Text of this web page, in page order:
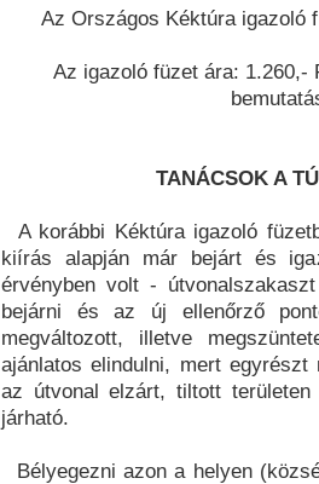
Az Országos Kéktúra igazoló
Az igazoló füzet ára: 1.260,-
TANÁCSOK A
A korábbi Kéktúra igazoló
kiírás alapján már bejárt és
érvényben volt -
bejárni és az új ellenőrző
megváltozott, illetve
ajánlatos elindulni, mert
az útvonal elzárt, tiltott
járható.
Bélyegezni azon a helyen